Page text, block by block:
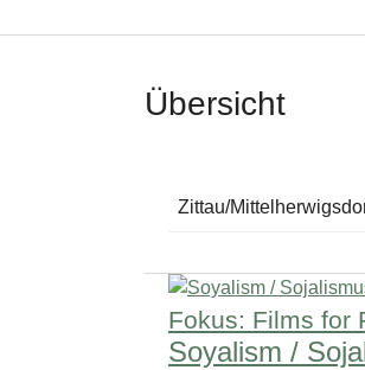
Übersicht
Zittau/
Fokus: Films for
Soyalism /